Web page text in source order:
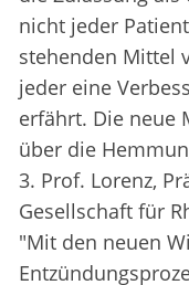
nicht jeder
stehenden Mittel
jeder eine
erfährt. Die neue
über die
3. Prof. Lorenz,
Gesellschaft für
"Mit den neuen